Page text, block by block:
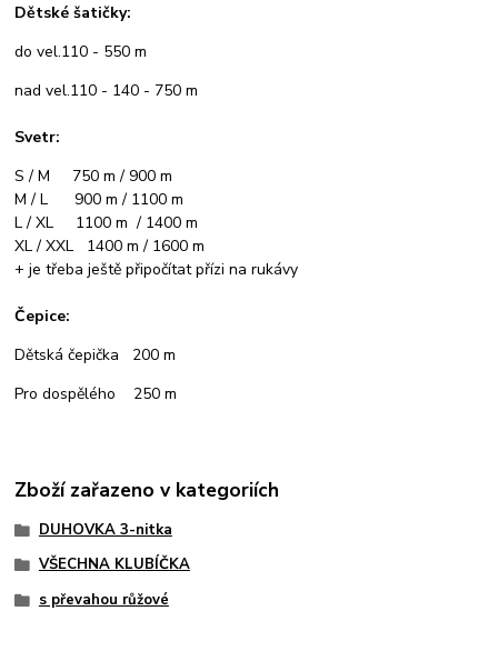
Dětské šatičky:
do vel.110 - 550 m
nad vel.110 - 140 - 750 m
Svetr:
S / M 750 m / 900 m
M / L 900 m / 1100 m
L / XL 1100 m / 1400 m
XL / XXL 1400 m / 1600 m
+ je třeba ještě připočítat přízi na rukávy
Čepice:
Dětská čepička 200 m
Pro dospělého 250 m
Zboží zařazeno v kategoriích
DUHOVKA 3-nitka
VŠECHNA KLUBÍČKA
s převahou růžové